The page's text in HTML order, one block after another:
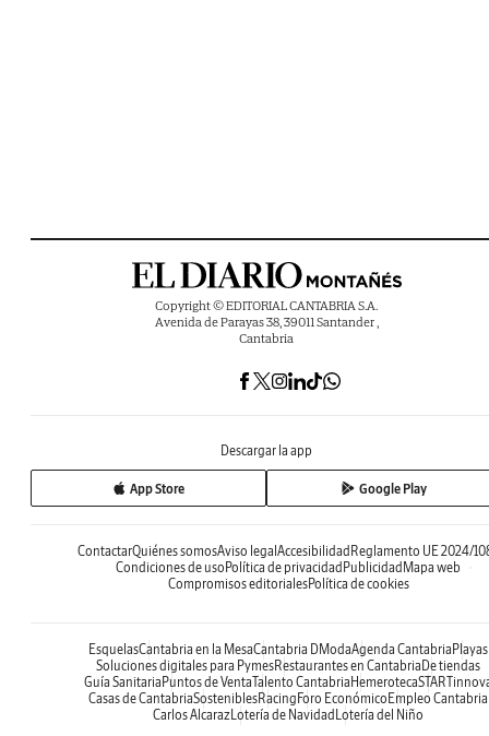
Copyright © EDITORIAL CANTABRIA S.A.
Avenida de Parayas 38, 39011 Santander ,
Cantabria
Descargar la app
App Store Google Play
ContactarQuiénes somosAviso legal Accesibilidad Reglamento UE 2024/
Condiciones de uso Política de privacidad Publicidad Mapa web
Compromisos editorialesPolítica de cookies
EsquelasCantabria en la MesaCantabria DModaAgenda Cantabria Playas
Soluciones digitales para PymesRestaurantes en Cantabria De tiendas
Guía Sanitaria Puntos de VentaTalento Cantabria Hemeroteca
Casas de CantabriaSosteniblesRacing Foro Económico Empleo Cantabria
Carlos AlcarazLotería de Navidad Lotería del Niño